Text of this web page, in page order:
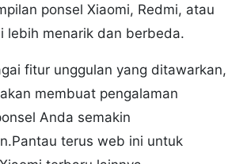
ponsel Xiaomi, Redmi, atau
lebih menarik dan berbeda.
fitur unggulan yang ditawarkan,
membuat pengalaman
Anda semakin
terus web ini untuk